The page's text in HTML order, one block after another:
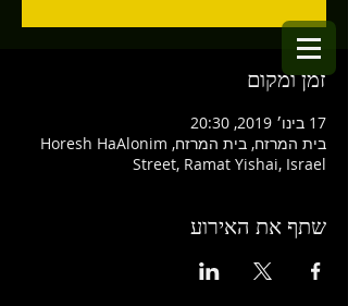
זמן ומקום
17 בינו׳ 2019, 20:30
בית המרזח, בית המרזח, Horesh HaAlonim
Street, Ramat Yishai, Israel
שתף את האירוע